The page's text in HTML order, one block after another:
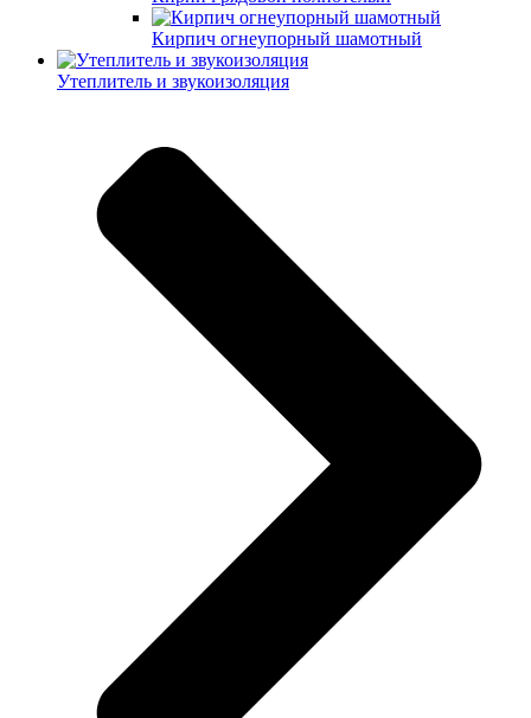
Кирпич огнеупорный шамотный
Утеплитель и звукоизоляция